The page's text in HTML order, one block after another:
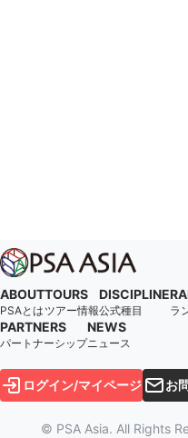
ABOUT
PSAとは
TOURS
ツアー情報
DISCIPLINE
公式種目 ラ
PARTNERS
パートナーシップ
NEWS
ニュース
ログイン/マイページ お
© PSA Asia. All Rights